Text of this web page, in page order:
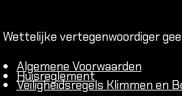
Wettelijke vertegenwoordiger
Algemene Voorwaarden
Huisreglement
Veiligheidsregels Klimmen en